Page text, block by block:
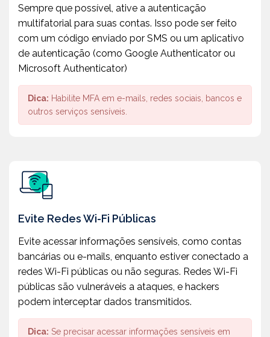
Sempre que possível, ative a autenticação
multifatorial para suas contas. Isso pode ser feito
com um código enviado por SMS ou um aplicativo
de autenticação (como Google Authenticator ou
Microsoft Authenticator)
Dica: Habilite MFA em e-mails, redes sociais, bancos e
outros serviços sensíveis.
Evite Redes Wi-Fi Públicas
Evite acessar informações sensíveis, como contas
bancárias ou e-mails, enquanto estiver conectado a
redes Wi-Fi públicas ou não seguras. Redes Wi-Fi
públicas são vulneráveis a ataques, e hackers
podem interceptar dados transmitidos.
Dica: Se precisar acessar informações sensíveis em